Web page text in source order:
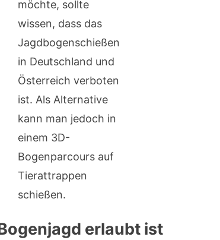
möchte, sollte
wissen, dass das
Jagdbogenschießen
in Deutschland und
Österreich verboten
ist. Als Alternative
kann man jedoch in
einem 3D-
Bogenparcours auf
Tierattrappen
schießen.
erlaubt ist